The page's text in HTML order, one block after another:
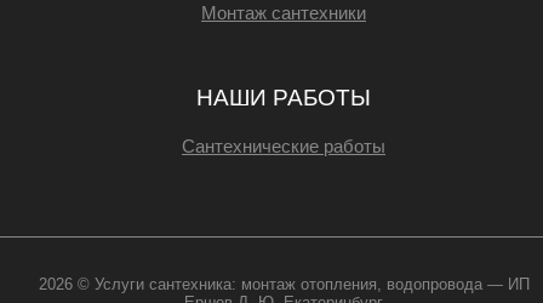
Монтаж сантехники
НАШИ РАБОТЫ
Сантехнические работы
2026 © Услуги сантехника: монтаж отопления, водопровода — ИП